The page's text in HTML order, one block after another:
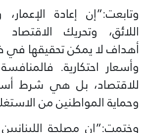
وتابعت:”إن إعادة
اللائق، وتحريك
أهداف لا يمكن تحقيقها
وأسعار احتكارية.
للاقتصاد، بل هي شرط
وحماية المواطنين من
وختمت:”إن مصلحة